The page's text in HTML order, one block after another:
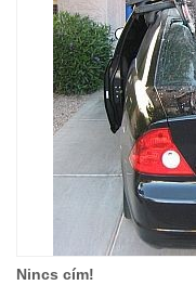
Nincs cím!